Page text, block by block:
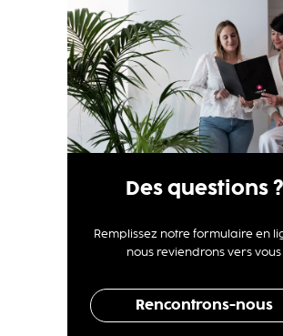
Des questions ?
Remplissez notre formulaire en
nous reviendrons vers vous
Rencontrons-nous